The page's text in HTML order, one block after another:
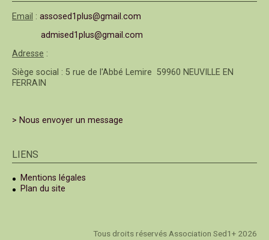
Email : assosed1plus@gmail.com
admised1plus@gmail.com
Adresse :
Siège social : 5 rue de l'Abbé Lemire 59960 NEUVILLE EN
FERRAIN
> Nous envoyer un message
LIENS
Mentions légales
Plan du site
Tous droits réservés Association Sed1+ 2026